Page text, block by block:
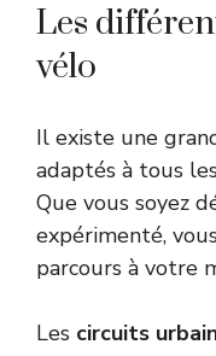
Les
vélo
Il existe une
adaptés à tous
Que vous soyez
expérimenté,
parcours à votre
Les circuits